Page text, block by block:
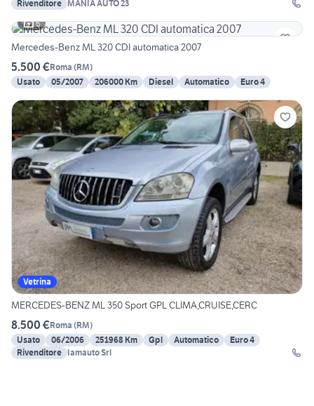
Rivenditore MANIA AUTO 23
6
Mercedes-Benz ML 320 CDI automatica 2007
5.500 €Roma (RM)
Usato
05/2007 206000 Km Diesel Automatico Euro 4
Vetrina
MERCEDES-BENZ ML 350 Sport GPL CLIMA,CRUISE,CERC
8.500 €Roma (RM)
Usato
06/2006 251968 Km Gpl Automatico
Euro 4
Rivenditore Iamauto Srl